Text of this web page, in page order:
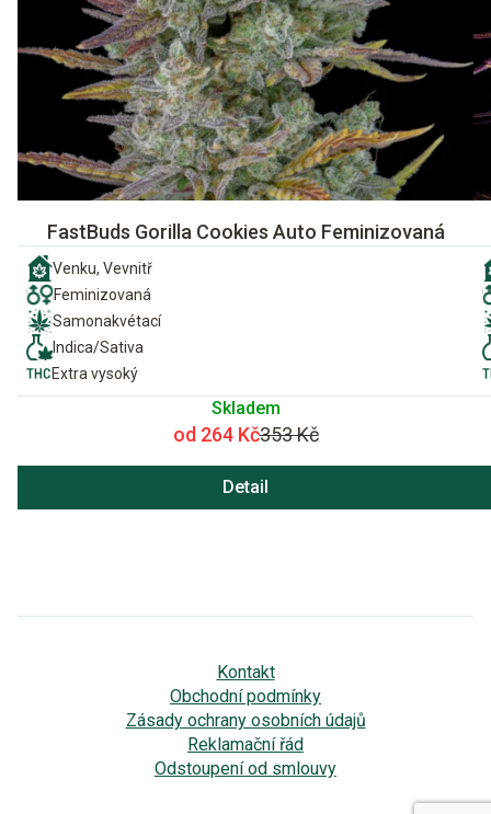
FastBuds Gorilla Cookies Auto Feminizovaná
Venku, Vevnitř
Feminizovaná
Samonakvétací
Indica/Sativa
Extra vysoký
Skladem
od 264 Kč353 Kč
Detail
Kontakt
Obchodní podmínky
Zásady ochrany osobních údajů
Reklamační řád
Odstoupení od smlouvy